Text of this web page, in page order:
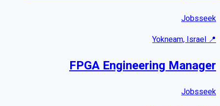
Jobsseek
📍
Yokneam, Israel
FPGA Engineering Manager
Jobsseek